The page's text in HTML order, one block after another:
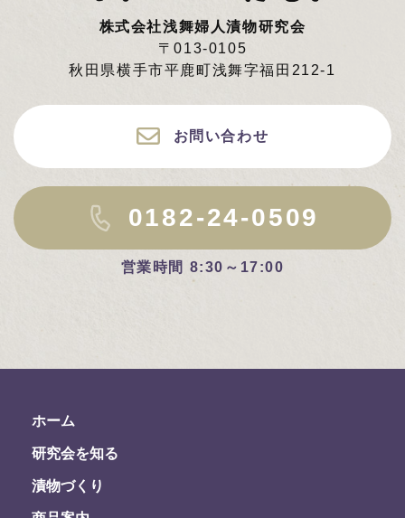
株式会社浅舞婦人漬物研究会
〒013-0105
秋田県横手市平鹿町浅舞字福田212-1
お問い合わせ
0182-24-0509
営業時間 8:30～17:00
ホーム
研究会を知る
漬物づくり